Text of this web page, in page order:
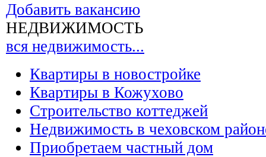
Добавить вакансию
НЕДВИЖИМОСТЬ
вся недвижимость...
Квартиры в новостройке
Квартиры в Кожухово
Строительство коттеджей
Недвижимость в чеховском
Приобретаем частный дом